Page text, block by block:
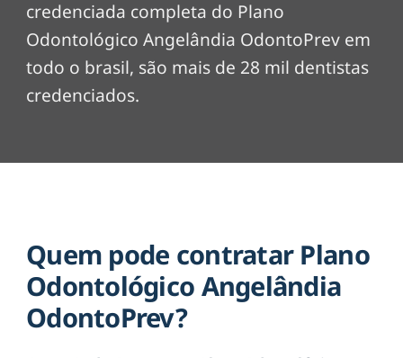
credenciada completa do Plano
Odontológico Angelândia OdontoPrev em
todo o brasil, são mais de 28 mil dentistas
credenciados.
Quem pode contratar Plano
Odontológico Angelândia
OdontoPrev?